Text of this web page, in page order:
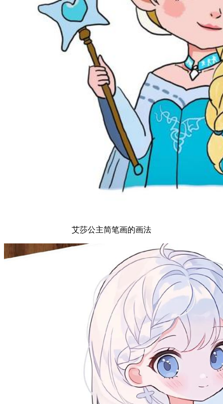
艾莎公主简笔画的画法